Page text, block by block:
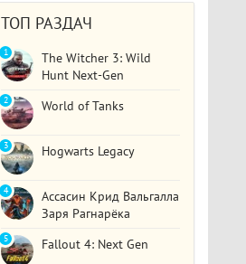
ТОП РАЗДАЧ
The Witcher 3: Wild
Hunt Next-Gen
1
World of Tanks
2
Hogwarts Legacy
3
Ассасин Крид Вальгалла
Заря Рагнарёка
4
Fallout 4: Next Gen
5